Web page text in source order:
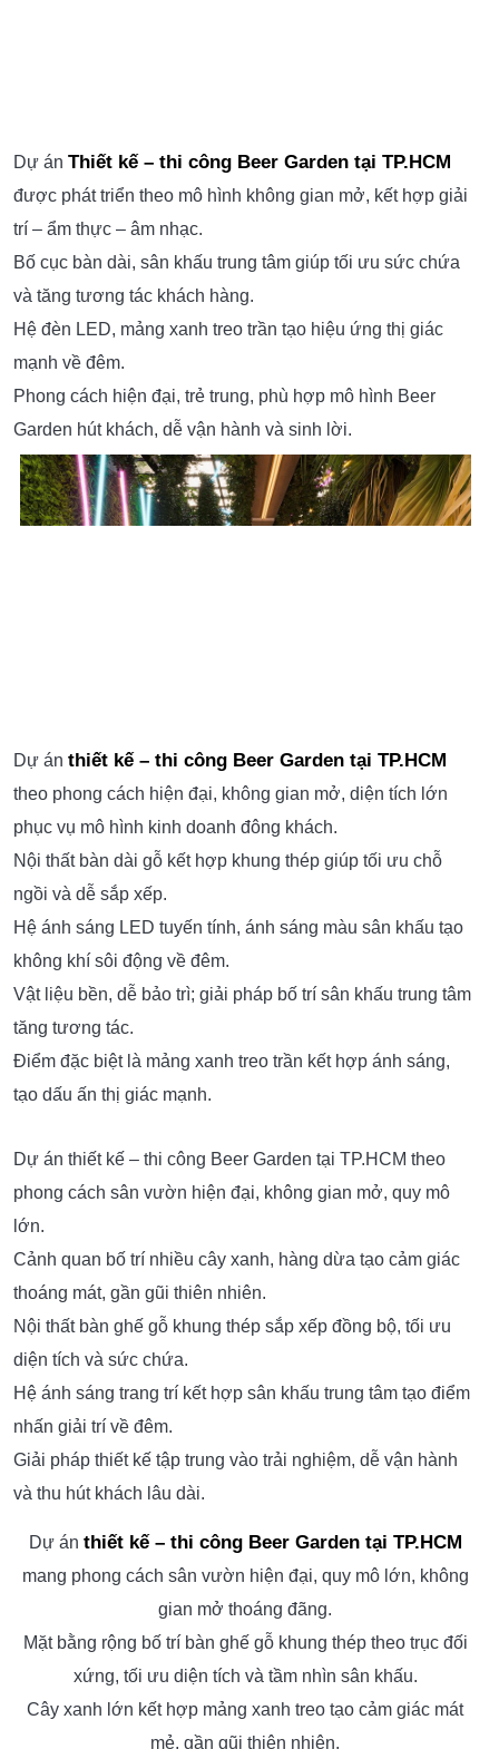
Dự án Thiết kế – thi công Beer Garden tại TP.HCM
được phát triển theo mô hình không gian mở, kết hợp giải
trí – ẩm thực – âm nhạc.
Bố cục bàn dài, sân khấu trung tâm giúp tối ưu sức chứa
và tăng tương tác khách hàng.
Hệ đèn LED, mảng xanh treo trần tạo hiệu ứng thị giác
mạnh về đêm.
Phong cách hiện đại, trẻ trung, phù hợp mô hình Beer
Garden hút khách, dễ vận hành và sinh lời.
Dự ánthiết kế – thi công Beer Garden tại TP.HCM
theo phong cách hiện đại, không gian mở, diện tích lớn
phục vụ mô hình kinh doanh đông khách.
ngồi và dễ sắp xếp.
Hệ ánh sáng LED tuyến tính, ánh sáng màu sân khấu tạo
không khí sôi động về đêm.
Vật liệu bền, dễ bảo trì; giải pháp bố trí sân khấu trung tâm
tăng tương tác.
Điểm đặc biệt là mảng xanh treo trần kết hợp ánh sáng,
tạo dấu ấn thị giác mạnh.
Dự án thiết kế – thi công Beer Garden tại TP.HCM theo
phong cách sân vườn hiện đại, không gian mở, quy mô
lớn.
Cảnh quan bố trí nhiều cây xanh, hàng dừa tạo cảm giác
thoáng mát, gần gũi thiên nhiên.
Nội thất bàn ghế gỗ khung thép sắp xếp đồng bộ, tối ưu
diện tích và sức chứa.
Hệ ánh sáng trang trí kết hợp sân khấu trung tâm tạo điểm
nhấn giải trí về đêm.
Giải pháp thiết kế tập trung vào trải nghiệm, dễ vận hành